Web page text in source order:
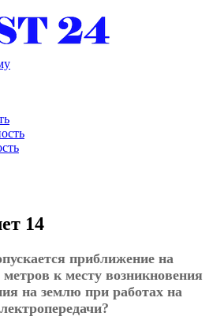
14
приближение на
метров к месту возникновения
на землю при работах на